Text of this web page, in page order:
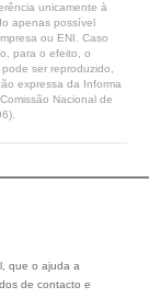
unicamente à
apenas possível
ou ENI. Caso
para o efeito, o
ser reproduzido,
expressa da Informa
Nacional de
que o ajuda a
de contacto e